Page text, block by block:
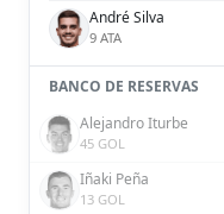
André Silva
9 ATA
BANCO DE RESERVAS
Alejandro Iturbe
45 GOL
Iñaki Peña
13 GOL